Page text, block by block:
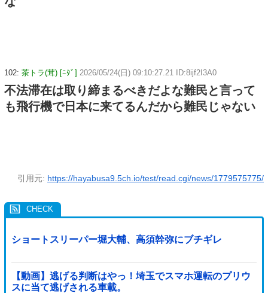
102: 茶トラ(茸) [ﾆﾀﾞ] 2026/05/24(日) 09:10:27.21 ID:8ijf2I3A0
不法滞在は取り締まるべきだよな難民と言って
も飛行機で日本に来てるんだから難民じゃない
引用元: https://hayabusa9.5ch.io/test/read.cgi/news/1779575775/
ショートスリーパー堀大輔、高須幹弥にブチギレ
【動画】逃げる判断はやっ！埼玉でスマホ運転のプリウ
スに当て逃げされる車載。